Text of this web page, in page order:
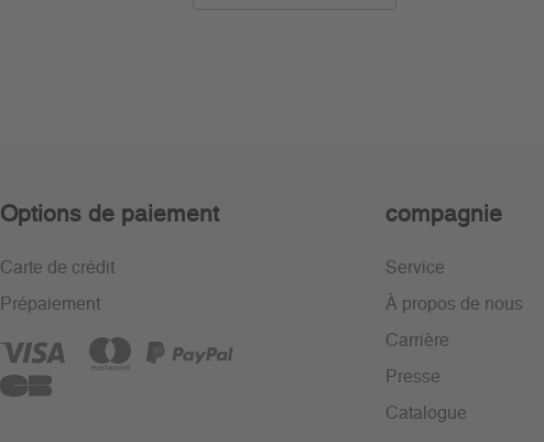
Options de paiement
Carte de crédit
Prépaiement
compagnie
Service
À propos de nous
Carrière
Presse
Catalogue